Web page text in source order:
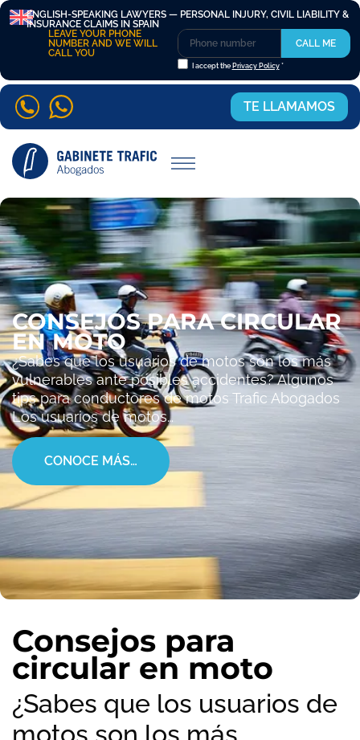
ENGLISH-SPEAKING LAWYERS — PERSONAL INJURY, CIVIL LIABILITY &
INSURANCE CLAIMS IN SPAIN
LEAVE YOUR PHONE
NUMBER AND WE WILL
CALL YOU
I accept the Privacy Policy*
CALL ME
TE LLAMAMOS
CONSEJOS PARA CIRCULAR
EN MOTO
¿Sabes que los usuarios de motos son los más
vulnerables ante posibles accidentes? Algunos
tips para conductores de motos Trafic Abogados
Los usuarios de motos…
CONOCE MÁS…
Consejos para
circular en moto
¿Sabes que los usuarios de
motos son los más